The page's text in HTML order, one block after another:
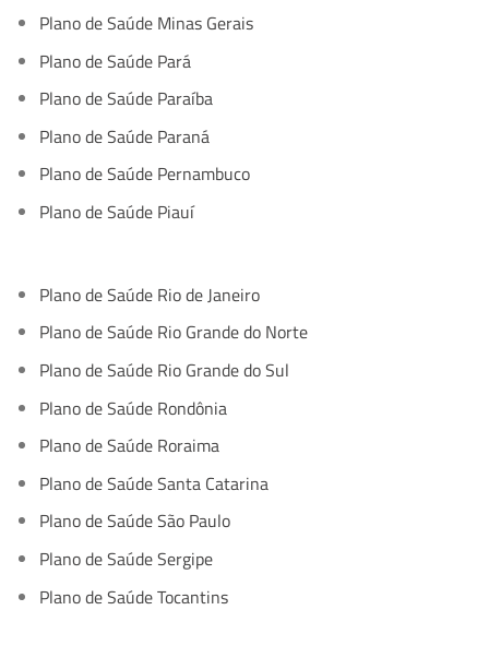
Plano de Saúde Minas Gerais
Plano de Saúde Pará
Plano de Saúde Paraíba
Plano de Saúde Paraná
Plano de Saúde Pernambuco
Plano de Saúde Piauí
Plano de Saúde Rio de Janeiro
Plano de Saúde Rio Grande do Norte
Plano de Saúde Rio Grande do Sul
Plano de Saúde Rondônia
Plano de Saúde Roraima
Plano de Saúde Santa Catarina
Plano de Saúde São Paulo
Plano de Saúde Sergipe
Plano de Saúde Tocantins